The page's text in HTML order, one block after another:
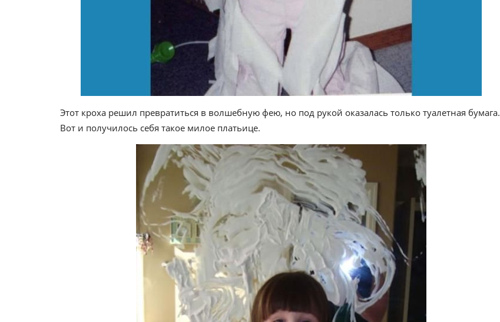
Этот кроха решил превратиться в волшебную фею, но под рукой оказалась только туалетная бумага.
Вот и получилось себя такое милое платьице.